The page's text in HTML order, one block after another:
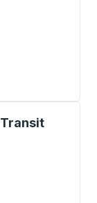
o la tecla